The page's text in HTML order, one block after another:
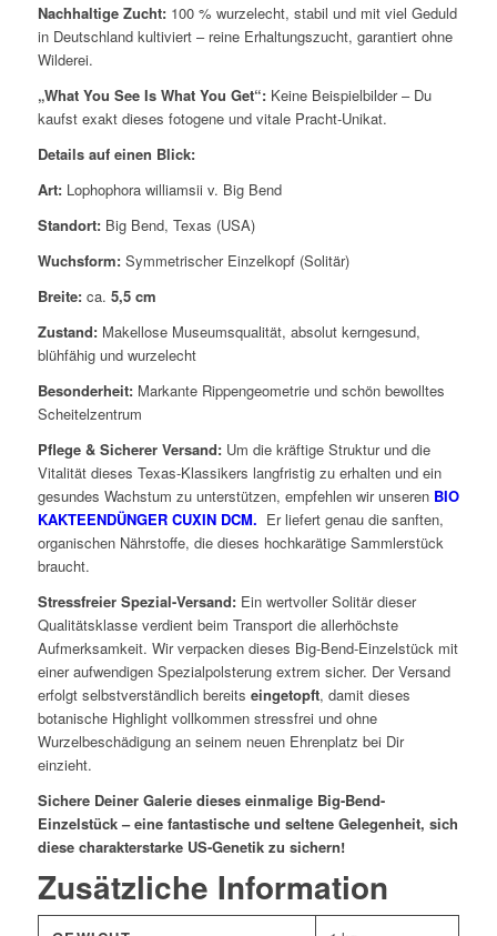
Nachhaltige Zucht:100 % wurzelecht, stabil und mit viel Geduld
in Deutschland kultiviert – reine Erhaltungszucht, garantiert ohne
Wilderei.
„What You See Is What You Get“:Keine Beispielbilder – Du
kaufst exakt dieses fotogene und vitale Pracht-Unikat.
Details auf einen Blick:
Art:Lophophora williamsii v. Big Bend
Standort:Big Bend, Texas (USA)
Wuchsform:Symmetrischer Einzelkopf (Solitär)
Breite:ca. 5,5 cm
Zustand:Makellose Museumsqualität, absolut kerngesund,
blühfähig und wurzelecht
Besonderheit:Markante Rippengeometrie und schön bewolltes
Scheitelzentrum
Pflege & Sicherer Versand:Um die kräftige Struktur und die
Vitalität dieses Texas-Klassikers langfristig zu erhalten und ein
gesundes Wachstum zu unterstützen, empfehlen wir unseren BIO
KAKTEENDÜNGER CUXIN DCM. Er liefert genau die sanften,
organischen Nährstoffe, die dieses hochkarätige Sammlerstück
braucht.
Stressfreier Spezial-Versand:Ein wertvoller Solitär dieser
Qualitätsklasse verdient beim Transport die allerhöchste
Aufmerksamkeit. Wir verpacken dieses Big-Bend-Einzelstück mit
einer aufwendigen Spezialpolsterung extrem sicher. Der Versand
erfolgt selbstverständlich bereits eingetopft, damit dieses
botanische Highlight vollkommen stressfrei und ohne
Wurzelbeschädigung an seinem neuen Ehrenplatz bei Dir
einzieht.
Sichere Deiner Galerie dieses einmalige Big-Bend-
Einzelstück – eine fantastische und seltene Gelegenheit, sich
diese charakterstarke US-Genetik zu sichern!
Zusätzliche Information